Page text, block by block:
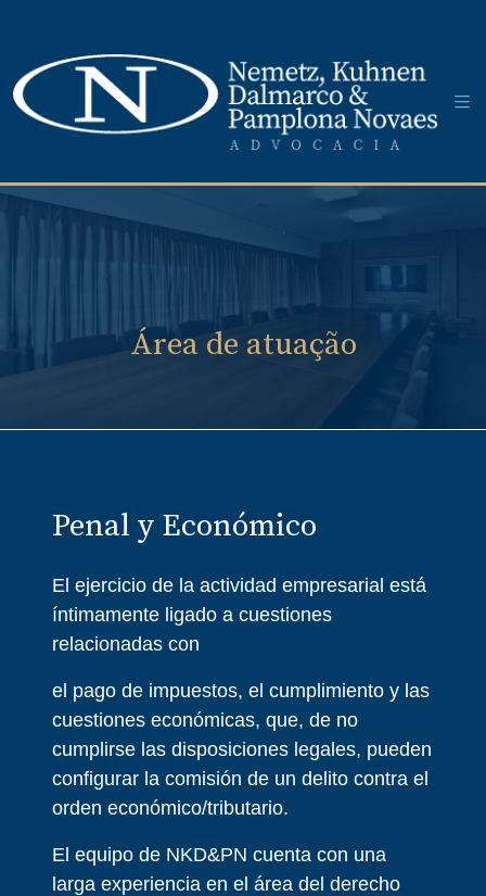
Área de atuação
Penal y Económico
El ejercicio de la actividad empresarial está
íntimamente ligado a cuestiones
relacionadas con
el pago de impuestos, el cumplimiento y las
cuestiones económicas, que, de no
cumplirse las disposiciones legales, pueden
configurar la comisión de un delito contra el
orden económico/tributario.
El equipo de NKD&PN cuenta con una
larga experiencia en el área del derecho